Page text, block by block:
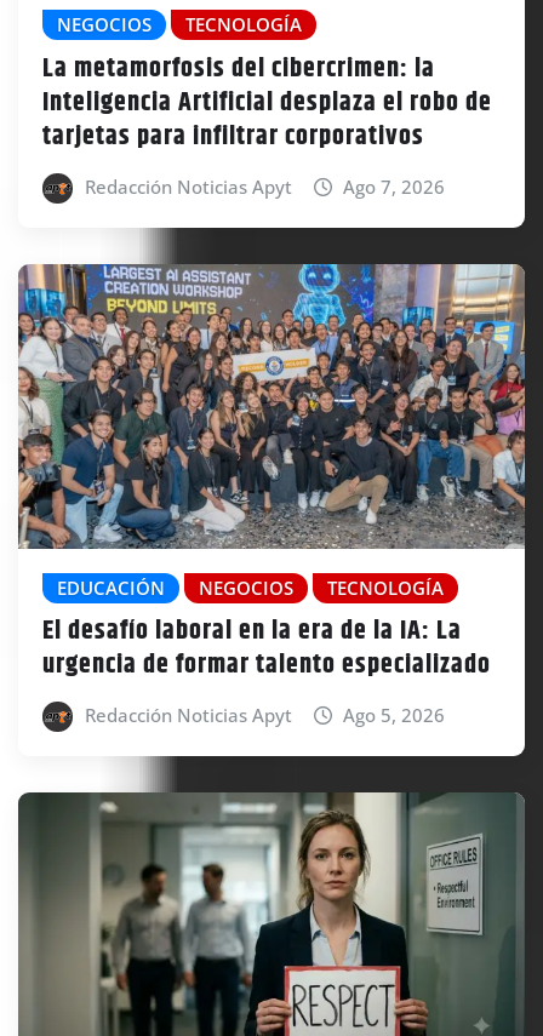
NEGOCIOS TECNOLOGÍA
La metamorfosis del cibercrimen: la
Inteligencia Artificial desplaza el robo de
tarjetas para infiltrar corporativos
Redacción Noticias Apyt Ago 7, 2026
EDUCACIÓN NEGOCIOS TECNOLOGÍA
El desafío laboral en la era de la IA: La
urgencia de formar talento especializado
Redacción Noticias Apyt Ago 5, 2026